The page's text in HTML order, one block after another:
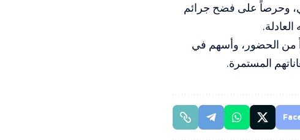
وحرصاً على فضح جرائم
من الحضور، وأسهم في
المستمرة.